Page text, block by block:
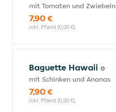
mit Tomaten und Zwiebeln
7,90 €
inkl. Pfand (0,00 €)
Baguette Hawaii
mit Schinken und Ananas
7,90 €
inkl. Pfand (0,00 €)